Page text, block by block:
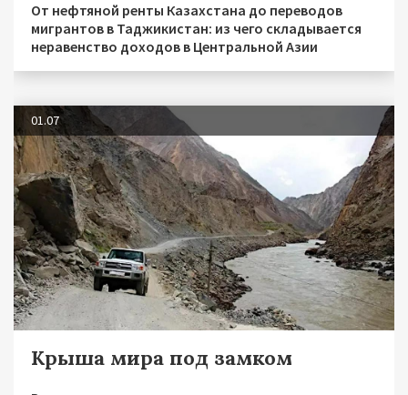
От нефтяной ренты Казахстана до переводов
мигрантов в Таджикистан: из чего складывается
неравенство доходов в Центральной Азии
01.07
Крыша мира под замком